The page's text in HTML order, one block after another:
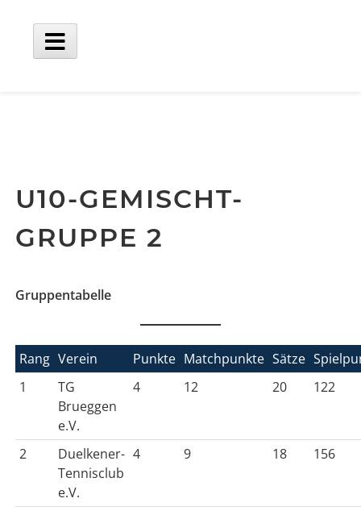
content
Main
U10-GEMISCHT-
GRUPPE 2
Gruppentabelle
Rang Verein Punkte Matchpunkte Sätze
1
TG
Brueggen
e.V.
4 12 20 122
2
Duelkener-
Tennisclub
e.V.
4 9 18 156